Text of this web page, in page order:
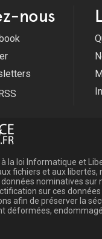
nous
la loi Informatique et
fichiers et aux
nominatives sur
sur ces
afin de préserver la
déformées,